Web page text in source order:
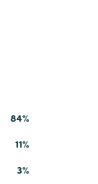
84%
11%
3%